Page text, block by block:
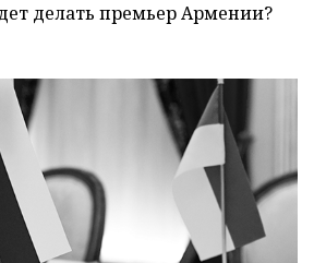
делать премьер Армении?